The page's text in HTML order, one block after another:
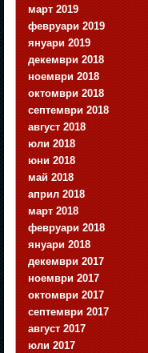
март 2019
февруари 2019
януари 2019
декември 2018
ноември 2018
октомври 2018
септември 2018
август 2018
юли 2018
юни 2018
май 2018
април 2018
март 2018
февруари 2018
януари 2018
декември 2017
ноември 2017
октомври 2017
септември 2017
август 2017
юли 2017